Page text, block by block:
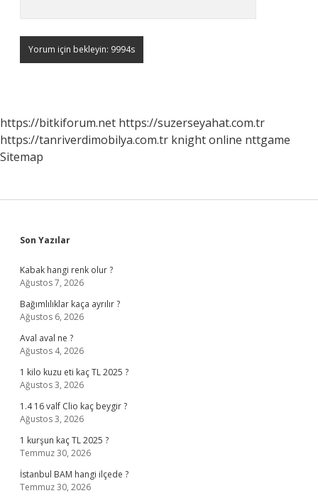
https://bitkiforum.net https://suzerseyahat.com.tr
https://tanriverdimobilya.com.tr knight online nttgame
Sitemap
Sidebar
Son Yazılar
Kabak hangi renk olur ?
Ağustos 7, 2026
Bağımlılıklar kaça ayrılır ?
Ağustos 6, 2026
Aval aval ne ?
Ağustos 4, 2026
1 kilo kuzu eti kaç TL 2025 ?
Ağustos 3, 2026
1.4 16 valf Clio kaç beygir ?
Ağustos 3, 2026
1 kurşun kaç TL 2025 ?
Temmuz 30, 2026
İstanbul BAM hangi ilçede ?
Temmuz 30, 2026